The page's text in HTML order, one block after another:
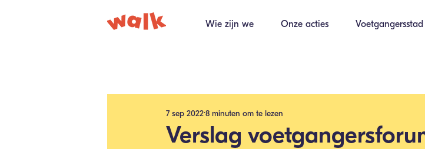
Wie zijn we Onze acties Voetgangersstad
Verslag
7 sep 20228 minuten om te lezen